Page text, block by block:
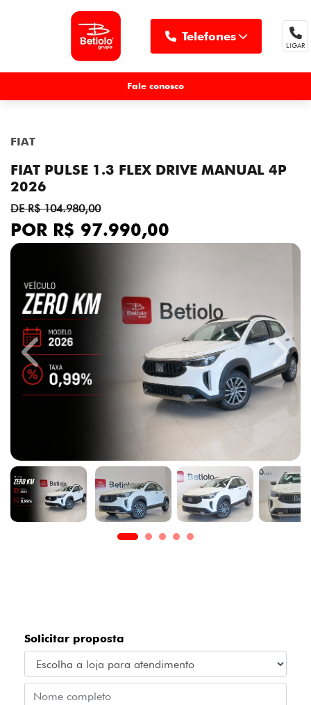
Telefones
LIGAR
Fale conosco
FIAT
FIAT PULSE 1.3 FLEX DRIVE MANUAL 4P
2026
DE R$ 104.980,00
POR R$ 97.990,00
Previous Next
Solicitar proposta